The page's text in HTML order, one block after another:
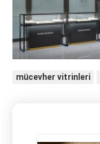
mücevher vitrinleri